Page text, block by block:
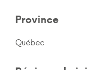
Province
Québec